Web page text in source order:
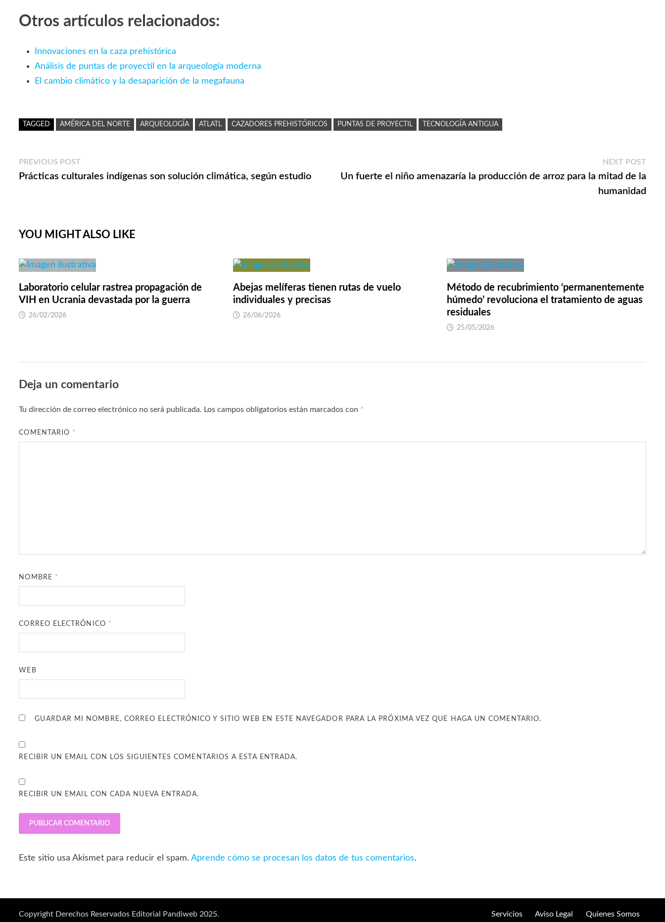
Otros artículos relacionados:
Innovaciones en la caza prehistórica
Análisis de puntas de proyectil en la arqueología moderna
El cambio climático y la desaparición de la megafauna
TAGGED AMÉRICA DEL NORTE ARQUEOLOGÍA ATLATL CAZADORES PREHISTÓRICOS PUNTAS DE PROYECTIL TECNOLOGÍA ANTIGUA
Navegación
de
PREVIOUS POST
post:
Prácticas culturales indígenas son solución climática, según estudio
NEXT POSTNext
post:
Un fuerte el niño amenazaría la producción de arroz para la mitad de la
humanidad
YOU MIGHT ALSO LIKE
Laboratorio celular rastrea propagación de
VIH en Ucrania devastada por la guerra
26/02/2026
Abejas melíferas tienen rutas de vuelo
individuales y precisas
26/06/2026
Método de recubrimiento ‘permanentemente
húmedo’ revoluciona el tratamiento de aguas
residuales
25/05/2026
Deja un comentario
Tu dirección de correo electrónico no será publicada. Los campos obligatorios están marcados con *
COMENTARIO *
NOMBRE *
CORREO ELECTRÓNICO *
WEB
GUARDAR MI NOMBRE, CORREO ELECTRÓNICO Y SITIO WEB EN ESTE NAVEGADOR PARA LA PRÓXIMA VEZ QUE HAGA UN COMENTARIO.
RECIBIR UN EMAIL CON LOS SIGUIENTES COMENTARIOS A ESTA ENTRADA.
RECIBIR UN EMAIL CON CADA NUEVA ENTRADA.
Este sitio usa Akismet para reducir el spam.Aprende cómo se procesan los datos de tus comentarios.
Copyright Derechos Reservados Editorial Pandiweb 2025. Servicios Aviso Legal Quienes Somos